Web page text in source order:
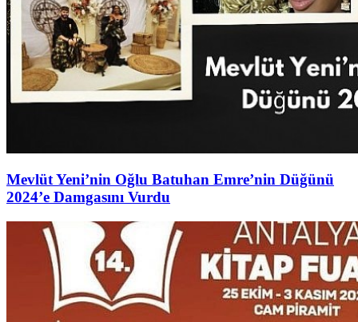
Mevlüt Yeni’nin Oğlu Batuhan Emre’nin Düğünü
2024’e Damgasını Vurdu